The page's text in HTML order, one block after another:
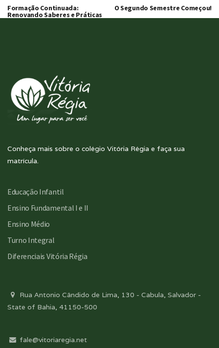
Formação Continuada:
Renovando Saberes e Práticas
O Segundo Semestre Começou!
Conheça mais sobre o colégio Vitória Régia e faça sua
matrícula.
Educação Infantil
Ensino Fundamental I e II
Ensino Médio
Turno Integral
Diferenciais Vitória Régia
Rua Antonio Cândido de Lima, 130 - Cabula, Salvador -
State of Bahia, 41150-500
fale@vitoriaregia.net